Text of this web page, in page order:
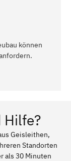
können
Hilfe?
Geisleithen,
Standorten
als 30 Minuten